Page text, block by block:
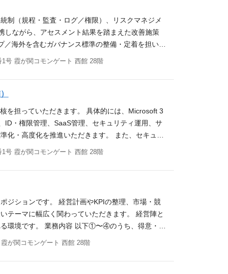
面から課題を捉えられる方 ・自ら考え、主体的
ンを取りながら推進できる方 ・変化の大きい環境
い方 採用メッセージは「変化を起こす側へ、回
て進化し続ける人材を求めています。
実管理、中期経営計画の策定に関与した経験 ・
計、財務領域を横断して対応したい方 ・経営視
したい方 ・社内外の変化を前向きに捉え、柔軟に
れず、ルールや固定観念に固執せず、柔軟性と行
制（規程・監査・ログ／権限）、リスクマネジメ
しながら、アセスメント結果を踏まえた改善施策
海外を含むガバナンス標準の整備・定着を担いま
優先順位、投資判断、経営レポート） ・ネット
実装は運用チームと協働） ・ゼロトラスト／SA
開、運用設計） ・ID／権限管理の統制（特権ID、
ト対応体制の整備（検知～初動～復旧～再発防
査対応 ・グローバルガバナンスの整備（グループ
の“型”づくり（DX案件／新規導入におけるチェッ
ンスチームの組成（採用・育成・外部ベンダー体
推進と連携して横断統括として推進します。組
ド／ストレージ：クラウドストレージ、各種Saa
ます。 入社後の流れ ＜入社直後＞ 現状のアセス
し、優先順位と改善ロードマップを策定。インフ
等）の整備を開始します。 ＜その後＞ ゼロトラ
／海外を含むガバナンス標準（権限・ログ・デー
体制設計）を推進します。 募集背景 事業拡大によ
、方針策定〜運用設計〜定着までを推進した経験
号 霞が関コモンゲート 西館 28階
を担っていただきます。 具体的には、Microsoft 3
・権限管理、SaaS管理、セキュリティ運用、サ
化・高度化を推進いただきます。 また、セキュリ
プ会社を含むIT運用標準化にも関与いただきま
長やDX/AI活用を支えるIT基盤・セキュリティ環
の統括 ・Microsoft 365 / Entra ID / Intune 等を中心
ラウドストレージ等の運用改善 ・アカウント管
部委託運用の品質、進捗、コスト管理 2. セキュ
、外部共有、ゲストユーザー管理等の統制強化
ュリティ規程、運用ルール、例外承認プロセスの
ルの整備 ・グループ会社を含むIT運用、セキュ
、推進 ・ITベンダー、外部パートナー、セキュ
号 霞が関コモンゲート 西館 28階
ジションです。 経営計画やKPIの整理、市場・競
テーマに幅広く関わっていただきます。 経営陣と
環境です。 業務内容 以下①〜④のうち、得意・関
体の動きを、数字で見える形にしていきます。
、事業ごとの目標や進捗の計画作成・予実管理 ・
せん。 ② 市場・競合リサーチ 事業計画を考える
が関コモンゲート 西館 28階